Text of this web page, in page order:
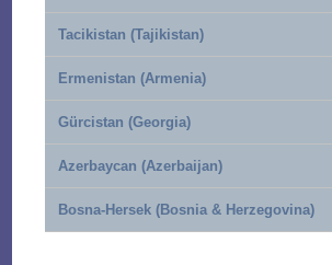
Tacikistan (Tajikistan)
Ermenistan (Armenia)
Gürcistan (Georgia)
Azerbaycan (Azerbaijan)
Bosna-Hersek (Bosnia & Herzegovina)